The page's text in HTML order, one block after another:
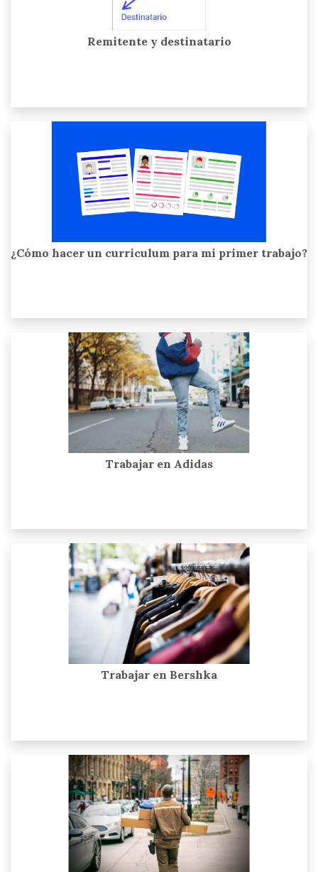
Remitente y destinatario
¿Cómo hacer un curriculum para mi primer trabajo?
Trabajar en Adidas
Trabajar en Bershka